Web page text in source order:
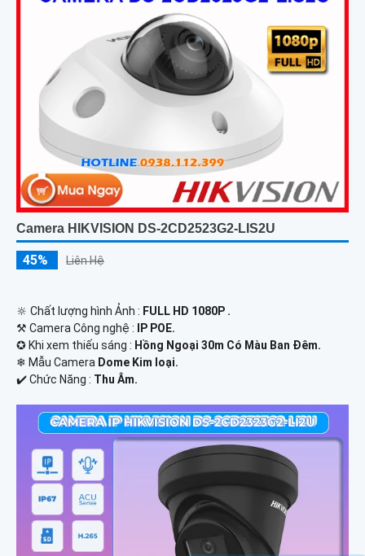
Camera HIKVISION DS-2CD2523G2-LIS2U
45% Liên Hệ
🔆 Chất lượng hình Ảnh : FULL HD 1080P .
⚒ Camera Công nghệ :
IP POE.
✪ Khi xem thiếu sáng : Hồng Ngoại 30m Có Màu Ban Ðêm.
❄ Mẫu Camera Dome Kim loại.
️✔️ Chức Năng : Thu Âm.